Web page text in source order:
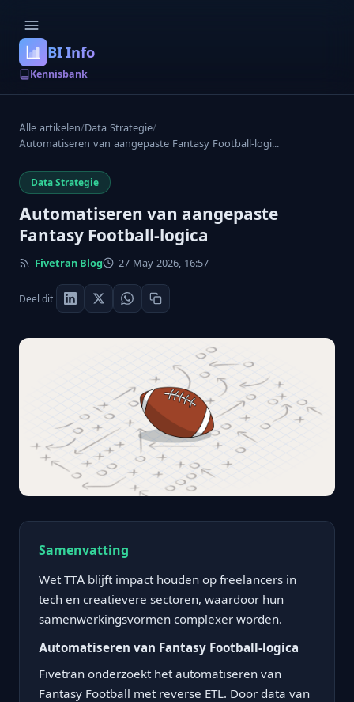
BI Info
Kennisbank
Alle artikelen/Data Strategie/
Automatiseren van aangepaste Fantasy Football-logi...
Data Strategie
Automatiseren van aangepaste
Fantasy Football-logica
Fivetran Blog 27 May 2026, 16:57
Deel dit
Samenvatting
Wet TTA blijft impact houden op freelancers in
tech en creatievere sectoren, waardoor hun
samenwerkingsvormen complexer worden.
Automatiseren van Fantasy Football-logica
Fivetran onderzoekt het automatiseren van
Fantasy Football met reverse ETL. Door data van